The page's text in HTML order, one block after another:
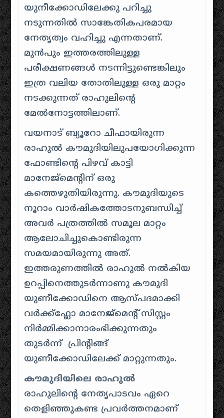
യുനീക്കോഡിലേക്കു പറിച്ചു
നടുന്നതിൽ സാങ്കേതികപരമായ
നേതൃത്വം വഹിച്ചു എന്നതാണ്.
മുൻപും ഇത്തരത്തിലുള്ള
പരീക്ഷണങ്ങൾ നടന്നിട്ടുണ്ടെങ്കിലും
ഇത്ര വലിയ തോതിലുള്ള ഒരു മാറ്റം
നടക്കുന്നത് രാഹുലിന്റെ
മേൽനോട്ടത്തിലാണ്.
വയനാട് ബ്യൂറോ ചീഫായിരുന്ന
രാഹുൽ കൗമുദിയിലുപയോഗിക്കുന്ന
ഫോണ്ടിന്റെ പിഴവ് കാട്ടി
മാനേജ്മെന്റിന് ഒരു
കത്തെഴുതിയിരുന്നു. കൗമുദിയുടെ
നൂറാം വാർഷികത്തോടനുബന്ധിച്ച്
അവർ പത്രത്തിൽ സമൂല മാറ്റം
ആലോചിച്ചുകൊണ്ടിരുന്ന
സമയമായിരുന്നു അത്.
ഇത്തരുണത്തിൽ രാഹുൽ നൽകിയ
ഉറപ്പിനെത്തുടർന്നാണു കൗമുദി
യുണീക്കോഡിനെ ആസ്പദമാക്കി
വർക്ക്‌ഫ്ലോ മാനേജ്മെന്റ് സിസ്റ്റം
നിർമ്മിക്കാനാരംഭിക്കുന്നതും
തുടർന്ന് പ്രിന്റിങ്ങ്
യുണീക്കോഡിലേക്ക് മാറ്റുന്നതും.
കൗമുദിയിലെ രാഹുൽ
രാഹുലിന്റെ നേതൃപാടവം ഏറെ
തെളിഞ്ഞുകണ്ട പ്രവർത്തനമാണ്